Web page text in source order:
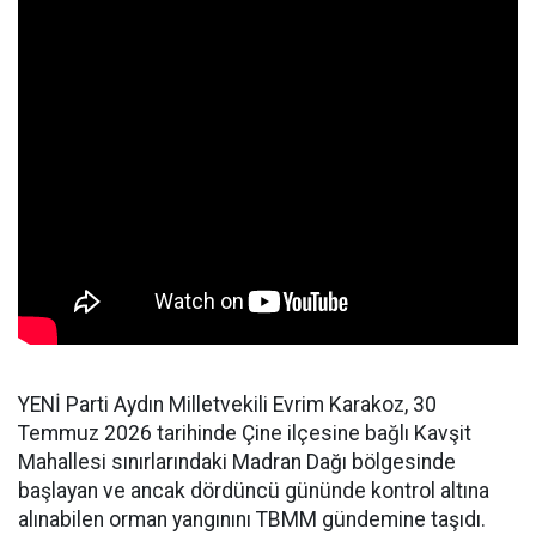
YENİ Parti Aydın Milletvekili Evrim Karakoz, 30
Temmuz 2026 tarihinde Çine ilçesine bağlı Kavşit
Mahallesi sınırlarındaki Madran Dağı bölgesinde
başlayan ve ancak dördüncü gününde kontrol altına
alınabilen orman yangınını TBMM gündemine taşıdı.